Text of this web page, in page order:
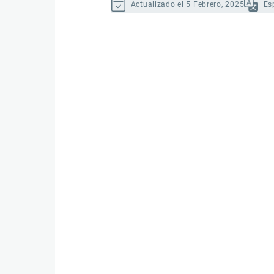
Actualizado el 5 Febrero, 2025